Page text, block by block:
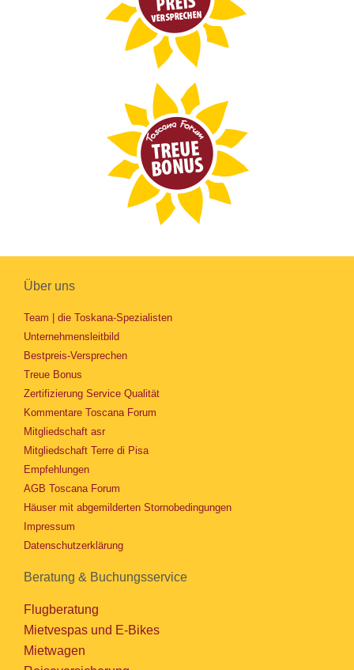
Über uns
Team | die Toskana-Spezialisten
Unternehmensleitbild
Bestpreis-Versprechen
Treue Bonus
Zertifizierung Service Qualität
Kommentare Toscana Forum
Mitgliedschaft asr
Mitgliedschaft Terre di Pisa
Empfehlungen
AGB Toscana Forum
Häuser mit abgemilderten Stornobedingungen
Impressum
Datenschutzerklärung
Beratung & Buchungsservice
Flugberatung
Mietvespas und E-Bikes
Mietwagen